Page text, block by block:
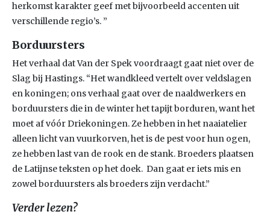
herkomst karakter geef met bijvoorbeeld accenten uit
verschillende regio’s. ”
Borduursters
Het verhaal dat Van der Spek voordraagt gaat niet over de
Slag bij Hastings. “Het wandkleed vertelt over veldslagen
en koningen; ons verhaal gaat over de naaldwerkers en
borduursters die in de winter het tapijt borduren, want het
moet af vóór Driekoningen. Ze hebben in het naaiatelier
alleen licht van vuurkorven, het is de pest voor hun ogen,
ze hebben last van de rook en de stank. Broeders plaatsen
de Latijnse teksten op het doek. Dan gaat er iets mis en
zowel borduursters als broeders zijn verdacht.”
Verder lezen?